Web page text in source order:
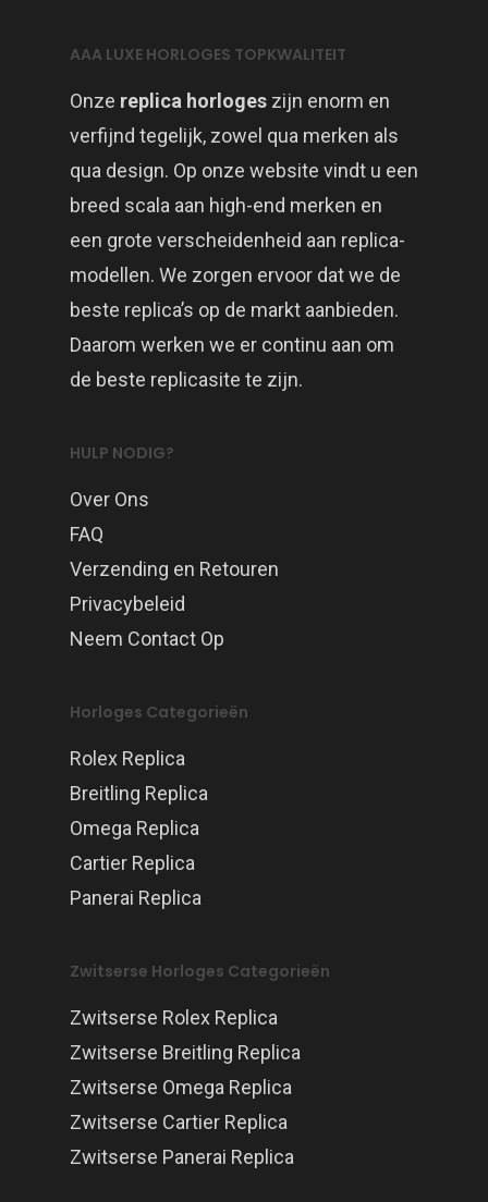
AAA LUXE HORLOGES TOPKWALITEIT
Onze replica horloges zijn enorm en
verfijnd tegelijk, zowel qua merken als
qua design. Op onze website vindt u een
breed scala aan high-end merken en
een grote verscheidenheid aan replica-
modellen. We zorgen ervoor dat we de
beste replica’s op de markt aanbieden.
Daarom werken we er continu aan om
de beste replicasite te zijn.
HULP NODIG?
Over Ons
FAQ
Verzending en Retouren
Privacybeleid
Neem Contact Op
Horloges Categorieën
Rolex Replica
Breitling Replica
Omega Replica
Cartier Replica
Panerai Replica
Zwitserse Horloges Categorieën
Zwitserse Rolex Replica
Zwitserse Breitling Replica
Zwitserse Omega Replica
Zwitserse Cartier Replica
Zwitserse Panerai Replica